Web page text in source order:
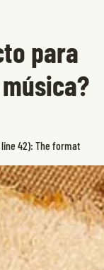
para
42): The format